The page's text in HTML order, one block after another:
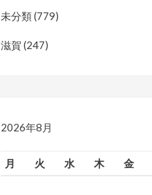
未分類(779)
滋賀 (247)
2026年8月
月 火 水 木 金